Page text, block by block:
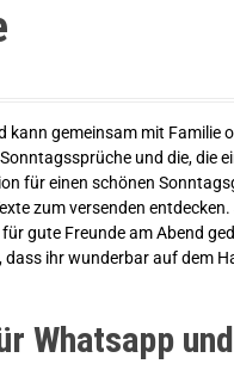
gemeinsam mit Familie
und die, die
für einen schönen
zum versenden
gute Freunde am Abend
ihr wunderbar auf dem
Whatsapp